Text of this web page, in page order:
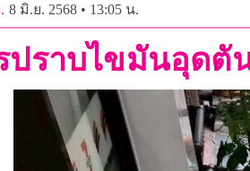
8 มิ.ย. 2568 • 13:05 น.
ปราบไขมันอุดตั